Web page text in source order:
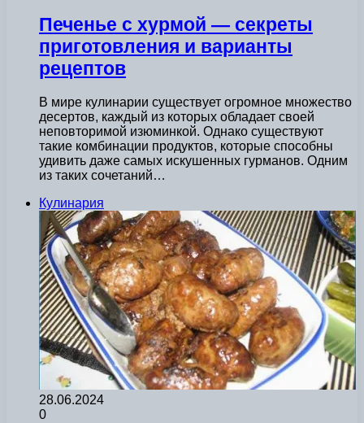
Печенье с хурмой — секреты
приготовления и варианты
рецептов
В мире кулинарии существует огромное множество
десертов, каждый из которых обладает своей
неповторимой изюминкой. Однако существуют
такие комбинации продуктов, которые способны
удивить даже самых искушенных гурманов. Одним
из таких сочетаний…
Кулинария
28.06.2024
0